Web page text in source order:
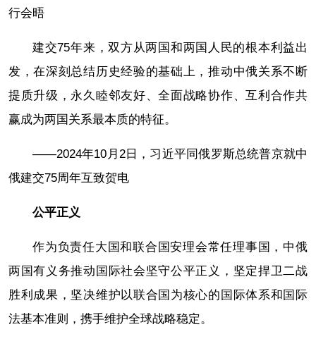
行会晤
建交75年来，双方从两国和两国人民的根本利益出
发，在深刻总结历史经验的基础上，推动中俄关系不断
提质升级，永久睦邻友好、全面战略协作、互利合作共
赢成为两国关系最本质的特征。
——2024年10月2日，习近平同俄罗斯总统普京就中
俄建交75周年互致贺电
公平正义
作为负责任大国和联合国安理会常任理事国，中俄
两国有义务推动国际社会坚守公平正义，坚定捍卫二战
胜利成果，坚决维护以联合国为核心的国际体系和国际
法基本准则，携手维护全球战略稳定。